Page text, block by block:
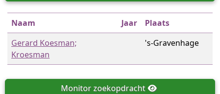
Naam Jaar
Plaats
Gerard Koesman;
Kroesman
's-Gravenhage
Monitorzoekopdracht